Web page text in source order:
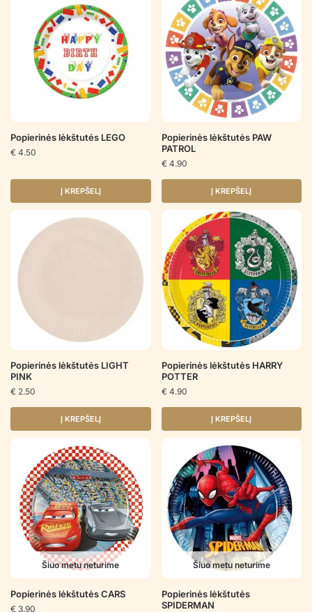
Popierinės lėkštutės LEGO
€ 4.50
Į KREPŠELĮ
Popierinės lėkštutės PAW
PATROL
€ 4.90
Į KREPŠELĮ
Popierinės lėkštutės LIGHT
PINK
€ 2.50
Į KREPŠELĮ
Popierinės lėkštutės HARRY
POTTER
€ 4.90
Į KREPŠELĮ
Šiuo metu neturime
Popierinės lėkštutės CARS
€ 3.90
Šiuo metu neturime
Popierinės lėkštutės
SPIDERMAN